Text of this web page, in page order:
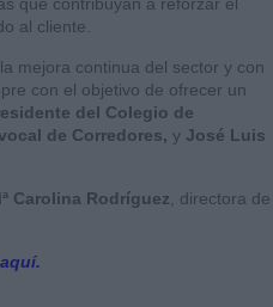
al cliente.
mejora continua del sector y con
con el objetivo de ofrecer un
del Colegio de
de Corredores, y José Luis
Carolina Rodríguez , directora de